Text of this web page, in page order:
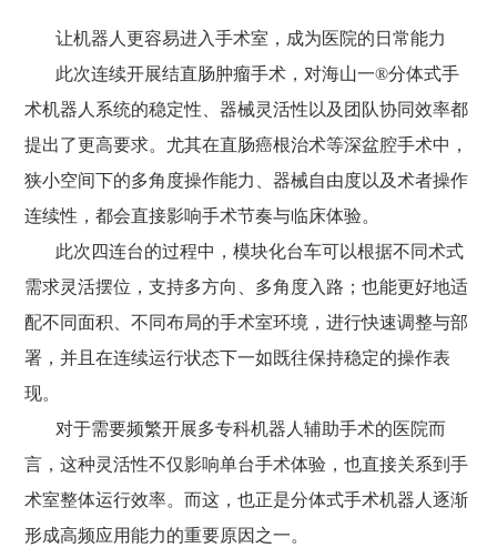
让机器人更容易进入手术室，成为医院的日常能力
此次连续开展结直肠肿瘤手术，对海山一®分体式手
术机器人系统的稳定性、器械灵活性以及团队协同效率都
提出了更高要求。尤其在直肠癌根治术等深盆腔手术中，
狭小空间下的多角度操作能力、器械自由度以及术者操作
连续性，都会直接影响手术节奏与临床体验。
此次四连台的过程中，模块化台车可以根据不同术式
需求灵活摆位，支持多方向、多角度入路；也能更好地适
配不同面积、不同布局的手术室环境，进行快速调整与部
署，并且在连续运行状态下一如既往保持稳定的操作表
现。
对于需要频繁开展多专科机器人辅助手术的医院而
言，这种灵活性不仅影响单台手术体验，也直接关系到手
术室整体运行效率。而这，也正是分体式手术机器人逐渐
形成高频应用能力的重要原因之一。